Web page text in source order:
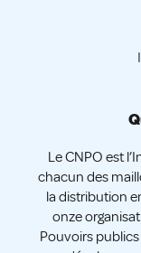
Le CNPO est
chacun des
la distribution
onze
Pouvoirs